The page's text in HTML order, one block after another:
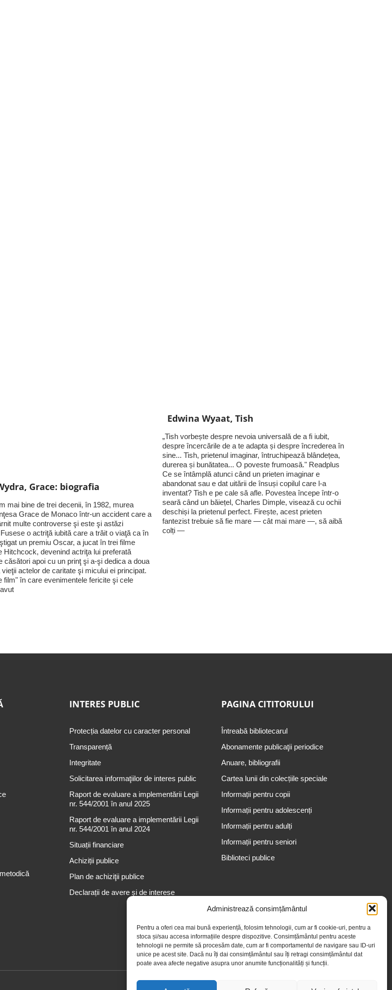
Administrează consimțământul
Pentru a oferi cea mai bună experiență, folosim tehnologii, cum ar fi cookie-uri, pentru a
stoca și/sau accesa informațiile despre dispozitive. Consimțământul pentru aceste
tehnologii ne permite să procesăm date, cum ar fi comportamentul de navigare sau ID-uri
unice pe acest site. Dacă nu îți dai consimțământul sau îți retragi consimțământul dat
poate avea afecte negative asupra unor anumite funcționalități și funcții.
Grace: biografia
mai bine de trei decenii, în 1982, murea
Grace de Monaco într-un accident care a
multe controverse şi este şi astăzi
o actriţă iubită care a trăit o viaţă ca în
un premiu Oscar, a jucat în trei filme
Hitchcock, devenind actriţa lui preferată
căsători apoi cu un prinţ şi a-şi dedica a doua
vieţii actelor de caritate şi micului ei principat.
film" în care evenimentele fericite şi cele
Edwina Wyaat, Tish
„Tish vorbește despre nevoia universală de a fi iubit,
despre încercările de a te adapta și despre încrederea în
sine... Tish, prietenul imaginar, întruchipează blândețea,
durerea și bunătatea... O poveste frumoasă." Readplus
Ce se întâmplă atunci când un prieten imaginar e
abandonat sau e dat uitării de însuși copilul care l-a
inventat? Tish e pe cale să afle. Povestea începe într-o
seară când un băiețel, Charles Dimple, visează cu ochii
deschiși la prietenul perfect. Firește, acest prieten
fantezist trebuie să fie mare — cât mai mare —, să aibă
colți —
INTERES PUBLIC
Protecția datelor cu caracter personal
Transparență
Integritate
Solicitarea informaţiilor de interes public
Raport de evaluare a implementării Legii
nr. 544/2001 în anul 2025
Raport de evaluare a implementării Legii
nr. 544/2001 în anul 2024
Situații financiare
Achiziții publice
Plan de achiziţii publice
Declarații de avere și de interese
PAGINA CITITORULUI
Întreabă bibliotecarul
Abonamente publicaţii periodice
Anuare, bibliografii
Cartea lunii din colecțiile speciale
Informații pentru copii
Informații pentru adolescenți
Informații pentru adulți
Informații pentru seniori
Biblioteci publice